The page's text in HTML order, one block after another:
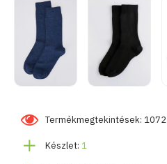
Készlet: 1
Termékmegtekintések: 1072